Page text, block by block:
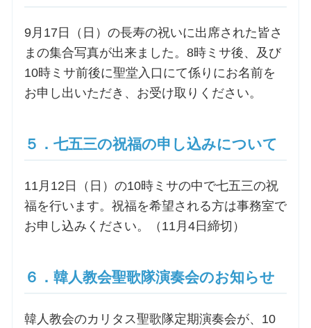
9月17日（日）の長寿の祝いに出席された皆さ
まの集合写真が出来ました。8時ミサ後、及び
10時ミサ前後に聖堂入口にて係りにお名前を
お申し出いただき、お受け取りください。
５．七五三の祝福の申し込みについて
11月12日（日）の10時ミサの中で七五三の祝
福を行います。祝福を希望される方は事務室で
お申し込みください。（11月4日締切）
６．韓人教会聖歌隊演奏会のお知らせ
韓人教会のカリタス聖歌隊定期演奏会が、10